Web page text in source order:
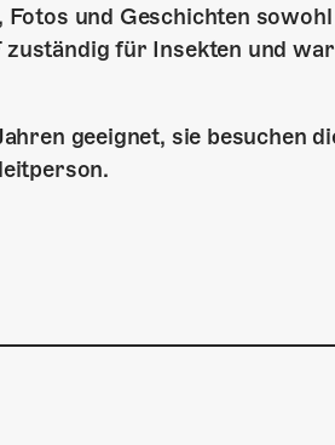
und Geschichten
für Insekten und
geeignet, sie besuchen